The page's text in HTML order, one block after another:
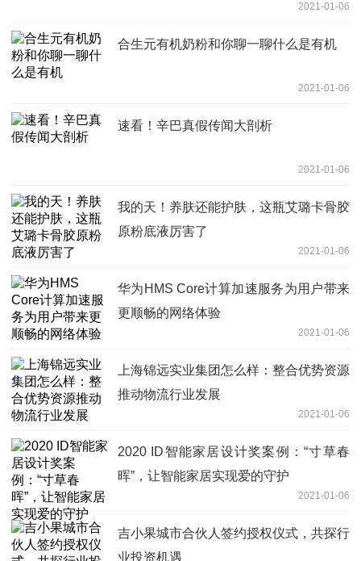
2021-01-06
合生元有机奶粉和你聊一聊什么是有机
2021-01-06
速看！辛巴真假传闻大剖析
2021-01-06
我的天！养肤还能护肤，这瓶艾璐卡骨胶
原粉底液厉害了
2021-01-06
华为HMS Core计算加速服务为用户带来
更顺畅的网络体验
2021-01-06
上海锦远实业集团怎么样：整合优势资源
推动物流行业发展
2021-01-06
2020 ID智能家居设计奖案例：“寸草春
晖”，让智能家居实现爱的守护
2021-01-06
吉小果城市合伙人签约授权仪式，共探行
业投资机遇